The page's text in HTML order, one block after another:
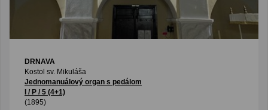
DRNAVA
Kostol sv. Mikuláša
Jednomanuálový organ s pedálom
I / P / 5 (4+1)
(1895)